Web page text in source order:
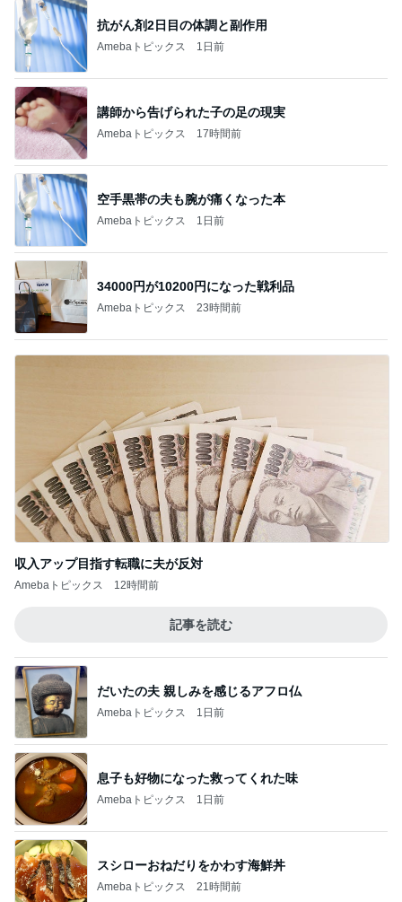
抗がん剤2日目の体調と副作用
Amebaトピックス 1日前
講師から告げられた子の足の現実
Amebaトピックス 17時間前
空手黒帯の夫も腕が痛くなった本
Amebaトピックス 1日前
34000円が10200円になった戦利品
Amebaトピックス 23時間前
収入アップ目指す転職に夫が反対
Amebaトピックス 12時間前
記事を読む
だいたの夫 親しみを感じるアフロ仏
Amebaトピックス 1日前
息子も好物になった救ってくれた味
Amebaトピックス 1日前
スシローおねだりをかわす海鮮丼
Amebaトピックス 21時間前